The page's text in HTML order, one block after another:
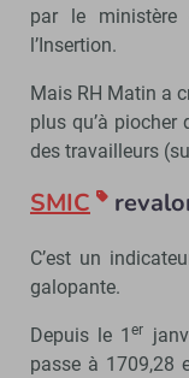
par le
l’Insertion.
Mais RH Matin a
plus qu’à
des travailleurs
SMIC
C’est un
galopante.
Depuis le 1er
passe à 1709,28